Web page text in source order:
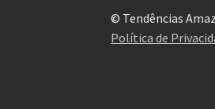
© Tendências
Política de